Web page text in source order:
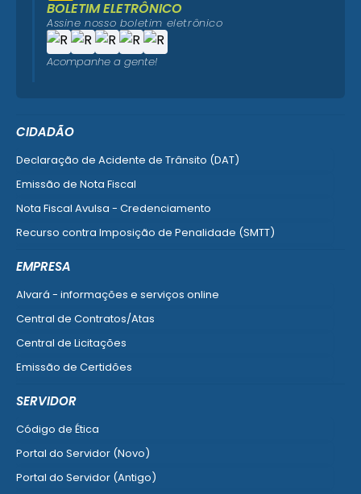
CIDADÃO
Declaração de Acidente de Trânsito (DAT)
Emissão de Nota Fiscal
Nota Fiscal Avulsa - Credenciamento
Recurso contra Imposição de Penalidade (SMTT)
EMPRESA
Alvará - informações e serviços online
Central de Contratos/Atas
Central de Licitações
Emissão de Certidões
SERVIDOR
Código de Ética
Portal do Servidor (Novo)
Portal do Servidor (Antigo)
BOLETIM ELETRÔNICO
Assine nosso boletim eletrônico
Acompanhe a gente!